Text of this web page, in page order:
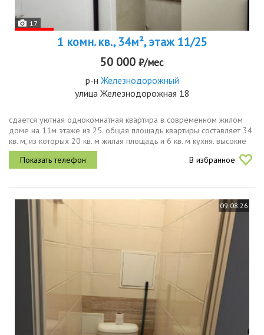
17
1 комн. кв., 34м², этаж 11/25
50 000 ₽/мес
р-н Железнодорожный
улица Железнодорожная 18
сдается уютная однокомнатная квартира в современном жилом
доме на 11м этаже из 25. общая площадь квартиры составляет 34
кв. м, из которых 20 кв. м жилая площадь и 6 кв. м кухня. высокие
потолки 2.7 метра создают ощущение простора. дом новый,...
В избранное
09.08.26